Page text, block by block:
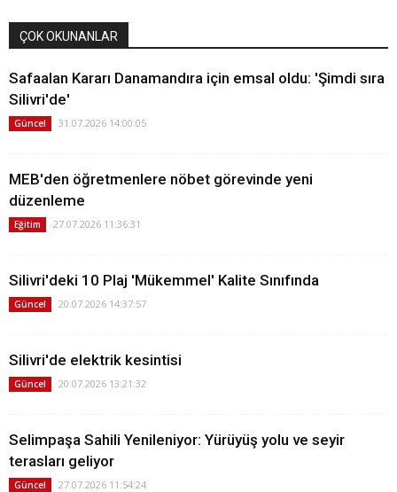
ÇOK OKUNANLAR
Safaalan Kararı Danamandıra için emsal oldu: 'Şimdi sıra
Silivri'de'
Güncel 31.07.2026 14:00:05
MEB'den öğretmenlere nöbet görevinde yeni
düzenleme
Eğitim 27.07.2026 11:36:31
Silivri'deki 10 Plaj 'Mükemmel' Kalite Sınıfında
Güncel 20.07.2026 14:37:57
Silivri'de elektrik kesintisi
Güncel 20.07.2026 13:21:32
Selimpaşa Sahili Yenileniyor: Yürüyüş yolu ve seyir
terasları geliyor
Güncel 27.07.2026 11:54:24